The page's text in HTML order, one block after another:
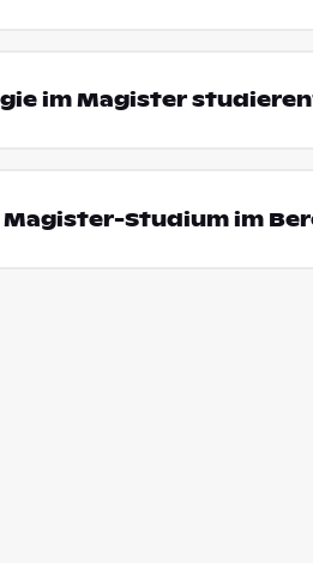
im Magister
Studium im